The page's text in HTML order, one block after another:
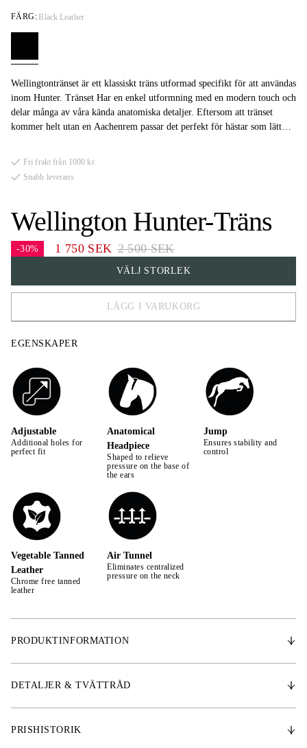
Wellington Hunter-Träns
-30% 1 750 SEK 2 500 SEK
Wellingtontränset är ett klassiskt träns utformad specifikt för att användas
inom Hunter. Tränset Har en enkel utformning med en modern touch och
delar många av våra kända anatomiska detaljer. Eftersom att tränset
kommer helt utan en Aachenrem passar det perfekt för hästar som lätt
Aachenrem. Tränset har vita sömmar och en fastsydd käkrem.
FÄRG: Black Leather
VÄLJ STORLEK
FULL
COB
LÄGG I VARUKORG
Fri frakt från 1000 kr
Snabb leverans
EGENSKAPER
Adjustable
Additional holes for
perfect fit
Anatomical
Headpiece
Shaped to relieve
pressure on the base of
the ears
Jump
Ensures stability and
control
Vegetable Tanned
Leather
Chrome free tanned
leather
Air Tunnel
Eliminates centralized
pressure on the neck
PRODUKTINFORMATION
Nosgrimman är gjort i italienskt läder och knäpps smidigt med ett spänne
DETALJER & TVÄTTRÅD
PRISHISTORIK